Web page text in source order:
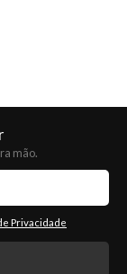
mão.
Privacidade